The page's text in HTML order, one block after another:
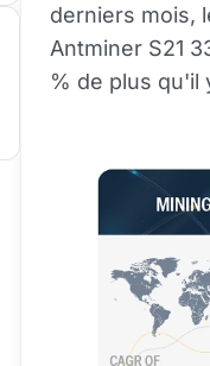
derniers mois,
Antminer S21
% de plus qu'il